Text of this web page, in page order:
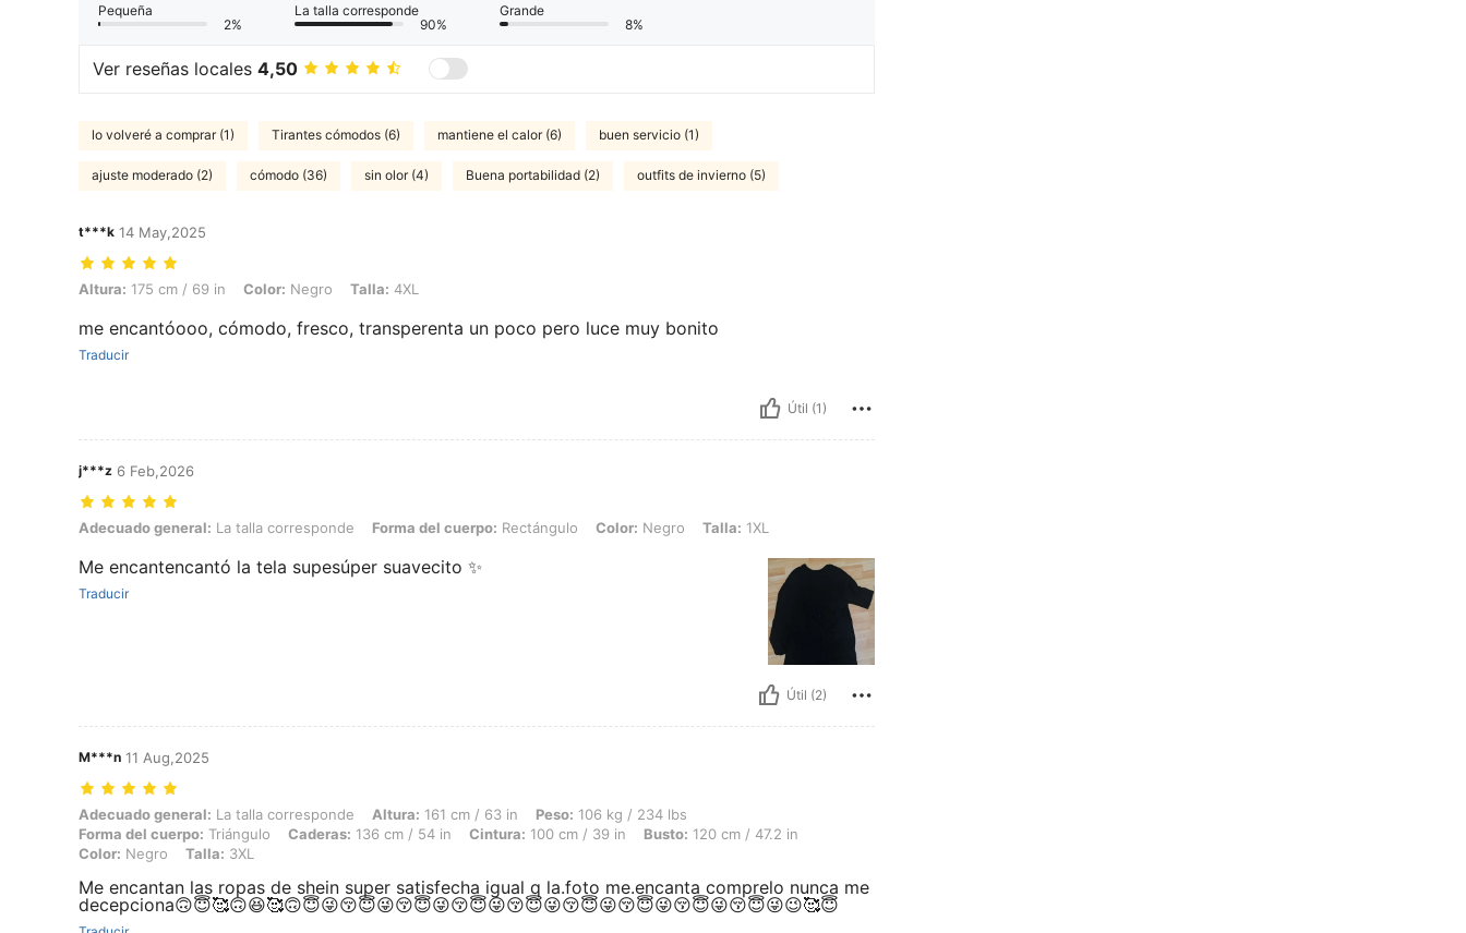
Pequeña
2%
La talla corresponde
90%
Grande
8%
Ver reseñas locales 4,50
lo volveré a comprar (1) Tirantes cómodos (6) mantiene el calor (6) buen servicio (1)
ajuste moderado (2) cómodo (36) sin olor (4) Buena portabilidad (2) outfits de invierno (5)
t***k 14 May,2025
Altura: 175 cm / 69 in, Color: Negro, Talla: 4XL
Altura: 175 cm / 69 in Color: Negro Talla: 4XL
me encantóooo, cómodo, fresco, transperenta un poco pero luce muy bonito
Traducir
Útil (1)
j***z 6 Feb,2026
Adecuado general: La talla corresponde, Forma del cuerpo: Rectángulo, Color: Negro, Talla: 1XL
Adecuado general: La talla corresponde Forma del cuerpo: Rectángulo Color: Negro Talla: 1XL
Me encantencantó la tela supesúper suavecito ✨
Traducir
Útil (2)
M***n 11 Aug,2025
Adecuado general: La talla corresponde, Altura: 161 cm / 63 in, Peso: 106 kg / 234 lbs, Forma del cuerpo: Triángulo, Caderas: 136 cm / 54 in, Cintura: 100 cm / 39 in, Busto: 120 cm / 47.2 in, Color: Negro, Talla: 3XL
Adecuado general: La talla corresponde Altura: 161 cm / 63 in Peso: 106 kg / 234 lbs
Forma del cuerpo: Triángulo Caderas: 136 cm / 54 in Cintura: 100 cm / 39 in Busto: 120 cm / 47.2 in
Color: Negro Talla: 3XL
Me encantan las ropas de shein super satisfecha igual q la.foto me.encanta comprelo nunca me
decepciona🙃😇🥰🙃😆🥰🙃😇😜😚😇😜😚😇😜😚😇😜😚😇😜😚😇😜😚😇😜😚😇😜😚😇😜😉🥰😇